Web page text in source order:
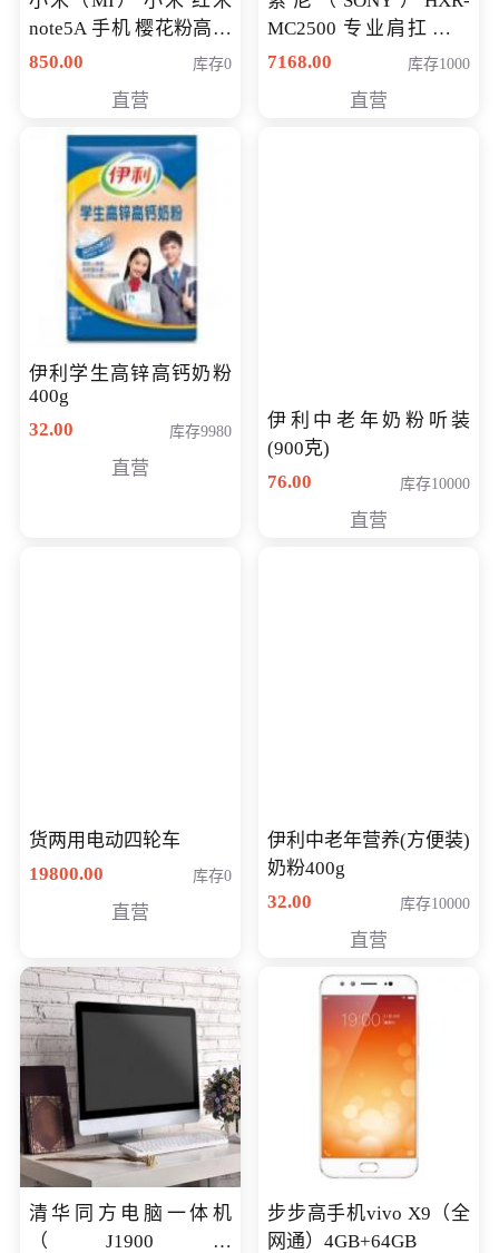
note5A 手机 樱花粉高配
版 全网通(3G+32G)
850.00 库存0
直营
MC2500 专业肩扛式存
储卡全高清摄录一体机
清入门级摄像机
7168.00 库存1000
直营
伊利学生高锌高钙奶粉
400g
32.00
库存9980
直营
伊利中老年奶粉听装
(900克)
76.00
库存10000
直营
货两用电动四轮车
19800.00
库存0
直营
伊利中老年营养(方便装)
奶粉400g
32.00
库存10000
直营
清华同方电脑一体机
（J1900四
步步高手机vivo X9（全
网通）4GB+64GB